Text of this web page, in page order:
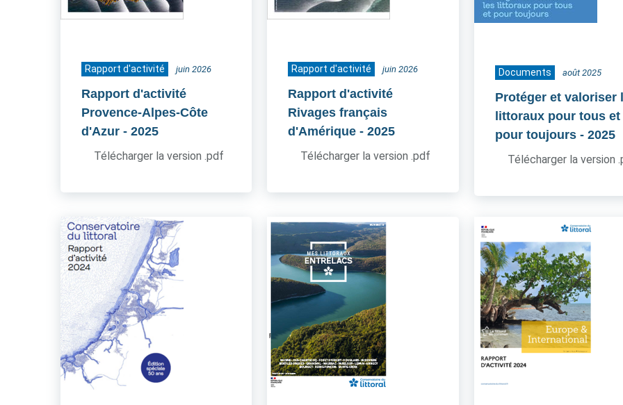
Rapport d'activité juin 2026
Rapport d'activité
Provence-Alpes-Côte
d'Azur - 2025
Télécharger la version .pdf
Rapport d'activité juin 2026
Rapport d'activité
Rivages français
d'Amérique - 2025
Télécharger la version .pdf
Documents août 2025
Protéger et valoriser
littoraux pour tous et
pour toujours - 2025
Télécharger la version